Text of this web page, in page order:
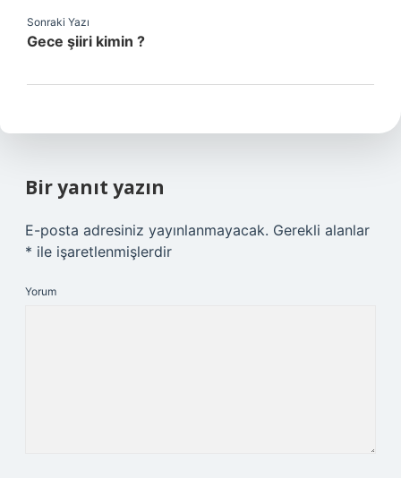
Sonraki Yazı
Gece şiiri kimin ?
Bir yanıt yazın
E-posta adresiniz yayınlanmayacak. Gerekli alanlar
* ile işaretlenmişlerdir
Yorum